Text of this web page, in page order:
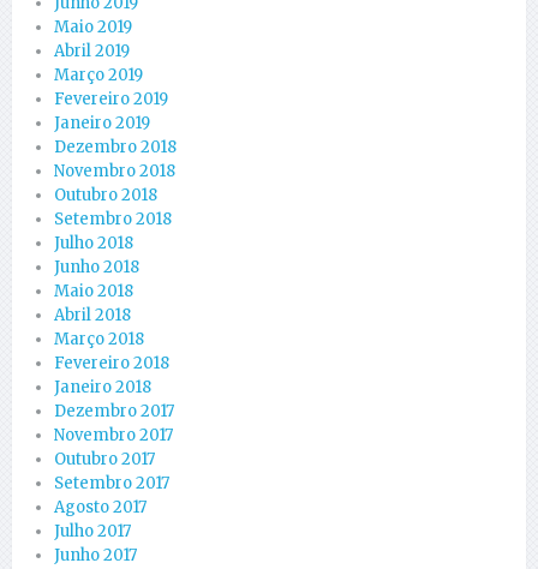
Maio 2019
Abril 2019
Março 2019
Fevereiro 2019
Janeiro 2019
Dezembro 2018
Novembro 2018
Outubro 2018
Setembro 2018
Julho 2018
Junho 2018
Maio 2018
Abril 2018
Março 2018
Fevereiro 2018
Janeiro 2018
Dezembro 2017
Novembro 2017
Outubro 2017
Setembro 2017
Agosto 2017
Julho 2017
Junho 2017